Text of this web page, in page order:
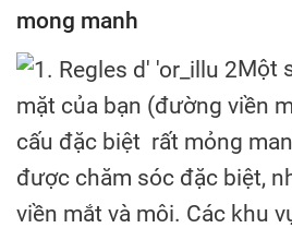
mong manh
Một
mặt của bạn (đường viền
cấu đặc biệt rất mỏng
được chăm sóc đặc biệt,
viền mắt và môi. Các khu